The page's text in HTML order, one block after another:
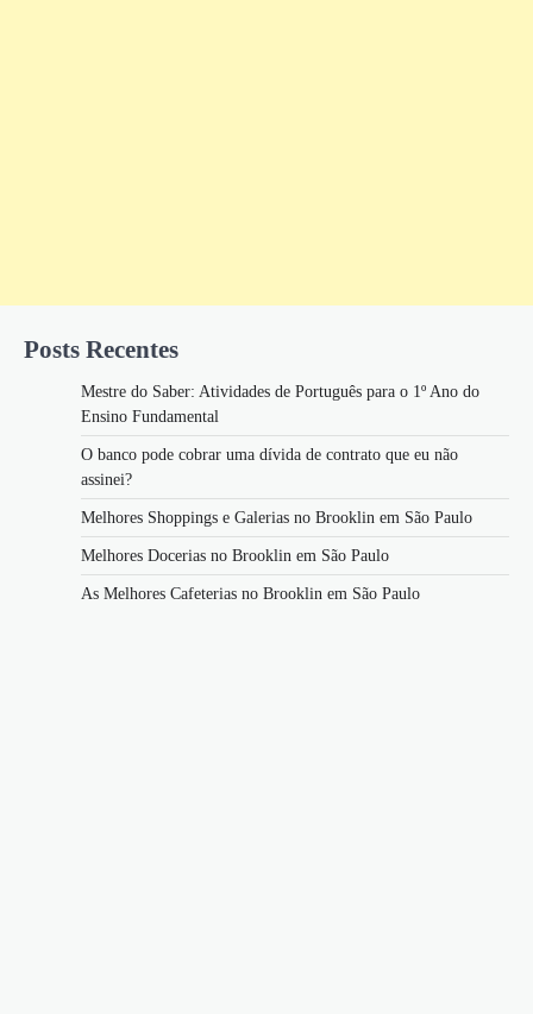
Posts Recentes
Mestre do Saber: Atividades de Português para o 1º Ano do
Ensino Fundamental
O banco pode cobrar uma dívida de contrato que eu não
assinei?
Melhores Shoppings e Galerias no Brooklin em São Paulo
Melhores Docerias no Brooklin em São Paulo
As Melhores Cafeterias no Brooklin em São Paulo